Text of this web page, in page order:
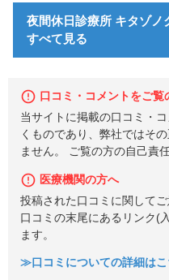
夜間休日診療所 キタゾノ
すべて見る
口コミ・コメントをご覧
当サイトに掲載の口コミ・
くものであり、弊社ではそ
ません。 ご覧の方の自己責
医療機関の方へ
投稿された口コミに関して
口コミの末尾にあるリンク(
ます。
≫口コミについての詳細はこ